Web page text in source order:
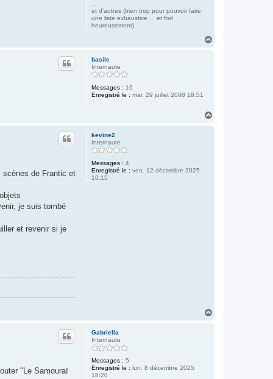
et d'autres (bien trop pour pouvoir faire
une liste exhaustive ... et fort
heureusement)
basile
Internaute
Messages : 16
Enregistré le : mar. 29 juillet 2008 18:51
kevine2
Internaute
Messages : 4
Enregistré le : ven. 12 décembre 2025
10:15
scènes de Frantic et
je suis tombé
et revenir si je
Gabriella
Internaute
Messages : 5
Enregistré le : lun. 8 décembre 2025
18:20
"Le Samouraï